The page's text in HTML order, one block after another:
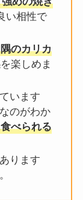
い相性で
のカリカ
楽しめま
います
のがわか
べられる
ります